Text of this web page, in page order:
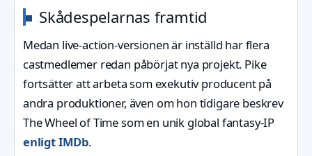
Skådespelarnas framtid
Medan live-action-versionen är inställd har flera
castmedlemer redan påbörjat nya projekt. Pike
fortsätter att arbeta som exekutiv producent på
andra produktioner, även om hon tidigare beskrev
The Wheel of Time som en unik global fantasy-IP
enligt IMDb.